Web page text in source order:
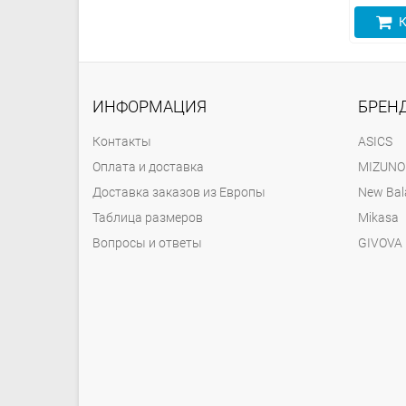
ИНФОРМАЦИЯ
Контакты
Оплата и доставка
Доставка заказов из Европы
Таблица размеров
Вопросы и ответы
ASICS
MIZUNO
New
Mikasa
GIVOVA